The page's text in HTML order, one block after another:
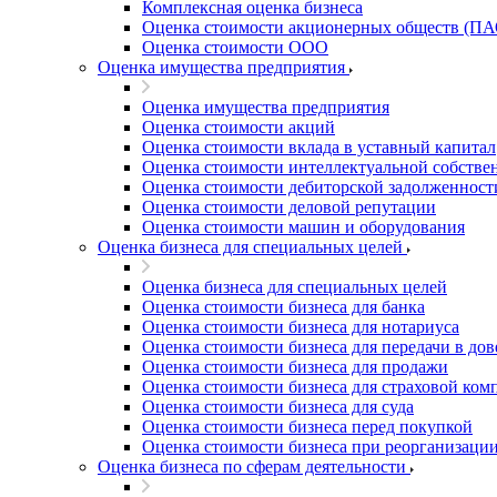
Комплексная оценка бизнеса
Оценка стоимости акционерных обществ
Оценка стоимости ООО
Оценка имущества предприятия
Оценка имущества предприятия
Оценка стоимости акций
Оценка стоимости вклада в уставный капитал
Оценка стоимости интеллектуальной
Оценка стоимости дебиторской
Оценка стоимости деловой репутации
Оценка стоимости машин и оборудования
Оценка бизнеса для специальных целей
Оценка бизнеса для специальных целей
Оценка стоимости бизнеса для банка
Оценка стоимости бизнеса для нотариуса
Оценка стоимости бизнеса для передачи в
Оценка стоимости бизнеса для продажи
Оценка стоимости бизнеса для страховой
Оценка стоимости бизнеса для суда
Оценка стоимости бизнеса перед покупкой
Оценка стоимости бизнеса при реорганизации
Оценка бизнеса по сферам деятельности
Благовещенск
Благодарный
Богородицк
Большой Камень
Бор
Борзя
Борисоглебск
Боровичи
Братск
Бронницы
Брянск
Бугульма
Бугуруслан
Бузулук
Буй
Буйнакск
Бутурлиновка
Валдай